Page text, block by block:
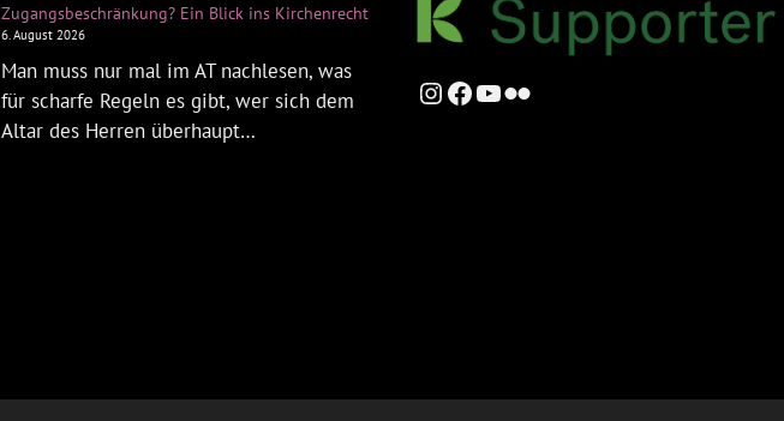
Zugangsbeschränkung? Ein Blick ins Kirchenrecht
6. August 2026
Man muss nur mal im AT nachlesen, was
für scharfe Regeln es gibt, wer sich dem
Altar des Herren überhaupt…
Instagram
Facebook
YouTube
Flickr